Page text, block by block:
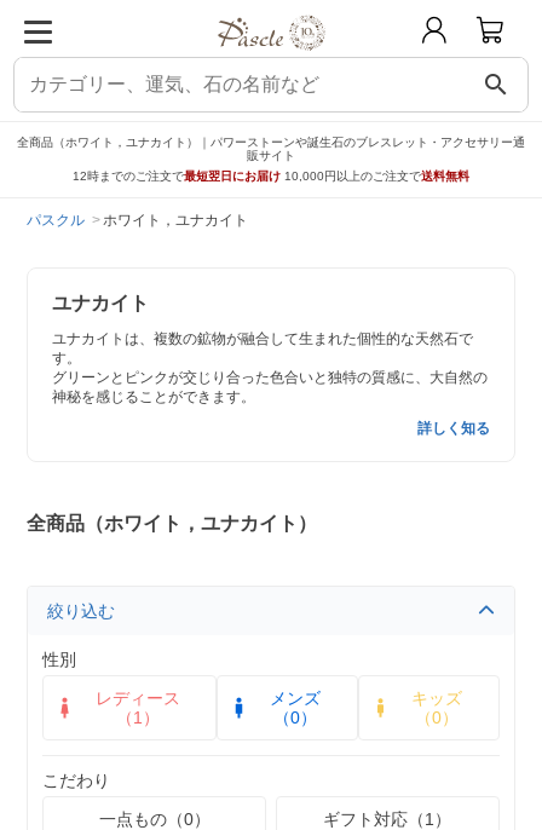
search
全商品（ホワイト，ユナカイト）｜パワーストーンや誕生石のブレスレット・アクセサリー通
販サイト
12時までのご注文で最短翌日にお届け 10,000円以上のご注文で送料無料
パスクル ホワイト，ユナカイト
ユナカイト
ユナカイトは、複数の鉱物が融合して生まれた個性的な天然石で
す。
グリーンとピンクが交じり合った色合いと独特の質感に、大自然の
神秘を感じることができます。
詳しく知る
全商品（ホワイト，ユナカイト）
絞り込む
性別
レディース
（1）
メンズ
（0）
キッズ
（0）
こだわり
一点もの（0）
ギフト対応（1）